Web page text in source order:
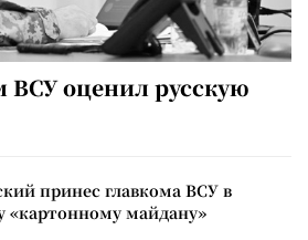
ВСУ оценил русскую
принес главкома ВСУ в
«картонному майдану»